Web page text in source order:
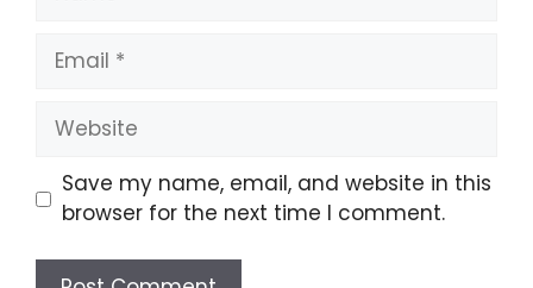
Email
Website
Save my name, email, and website in this
browser for the next time I comment.